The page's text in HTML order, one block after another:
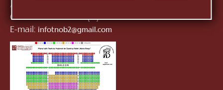
Anticamera:
Casa de bilete:+373 (22) 24 51 04
E-mail: infotnob2@gmail.com